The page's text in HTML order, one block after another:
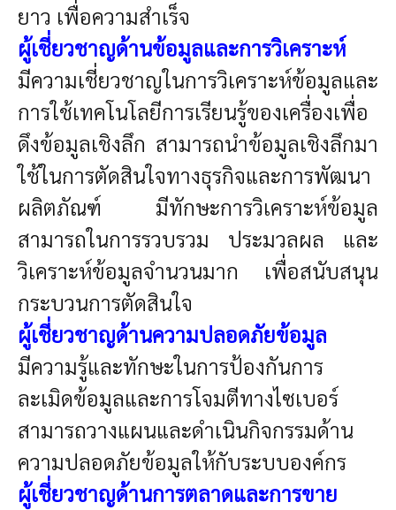
ยาว เพื่อความสําเร็จ
ผู้เชี่ยวชาญด้านข้อมูลและการวิเคราะห์
มีความเชี่ยวชาญในการวิเคราะห์ข้อมูลและ
การใช้เทคโนโลยีการเรียนรู้ของเครื่องเพื่อ
ดึงข้อมูลเชิงลึก สามารถนำข้อมูลเชิงลึกมา
ใช้ในการตัดสินใจทางธุรกิจและการพัฒนา
ผลิตภัณฑ์ มีทักษะการวิเคราะห์ข้อมูล
สามารถในการรวบรวม ประมวลผล และ
วิเคราะห์ข้อมูลจํานวนมาก เพื่อสนับสนุน
กระบวนการตัดสินใจ
ผู้เชี่ยวชาญด้านความปลอดภัยข้อมูล
มีความรู้และทักษะในการป้องกันการ
ละเมิดข้อมูลและการโจมตีทางไซเบอร์
สามารถวางแผนและดำเนินกิจกรรมด้าน
ความปลอดภัยข้อมูลให้กับระบบองค์กร
ผู้เชี่ยวชาญด้านการตลาดและการขาย